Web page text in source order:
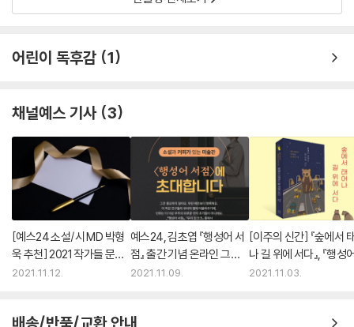
하는 태도를 취하지 않아서 다행이라고 생각했다. 비슷한 이야기를 남들에
인생에 다양한 종류의 낙이 얼마나 많은데 말이다. 사장에게 선뜻 이야기
를 꺼낸 건, 초면이지만 그에게서 느껴지는 기묘한 신뢰감 때문이기도 했
인간과 이종(異種)의 맞닥뜨림이라는 하나의 사건을 통해 서로 다른 존재
가 함께 살아가는 일의 중요함을 김초엽은 역설한다. 결국 우리는 그의 소
설이 지금 여기의 우리가 현실에서 껴안고 있는 고민과 화두를 상상의 세
계에 옮겨놓은 것이라는 사실을 깨닫게 된다. ‘이야기’로서의 원초적인 재
미는 물론 그의 작품 세계를 관통하는 주제의식이 응축된 이번 짧은 소설
집은, 독자에게 보다 풍성한 독서 체험을 선사할 것이다.
어린이 독후감 1
채널예스 기사 3
[예스24 소설/시 MD 박형
욱 추천] 2021 작가들 문장
들
2021.11.12.
예스24, 김초엽 『행성어 서
점』 출간 기념 온라인 그림
전시회 오픈
2021.11.09.
[이주의 신간] 『숲에서
나 길 위에 서다』, 『행성
서점』 외
2021.11.03.
배송/반품/교환 안내